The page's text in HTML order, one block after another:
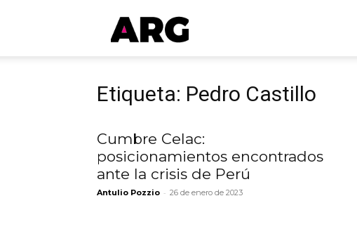
ARGmedios
Etiqueta: Pedro Castillo
Cumbre Celac:
posicionamientos encontrados
ante la crisis de Perú
Antulio Pozzio - 26 de enero de 2023